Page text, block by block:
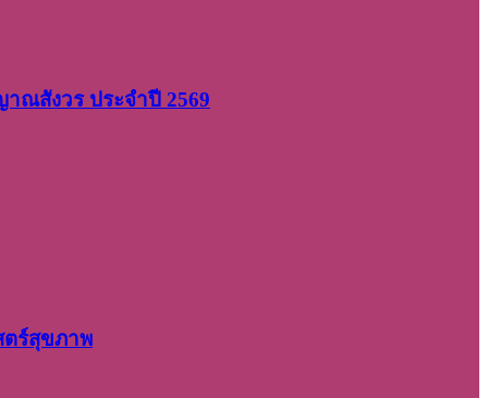
ณสังวร ประจำปี 2569
ตร์สุขภาพ